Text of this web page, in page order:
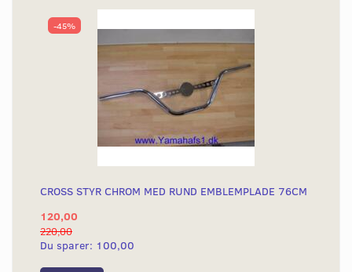
-45%
CROSS STYR CHROM MED RUND EMBLEMPLADE 76CM
120,00
220,00
Du sparer: 100,00